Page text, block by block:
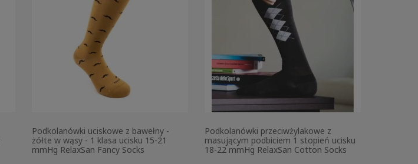
Podkolanówki uciskowe z bawełny -
żółte w wąsy - 1 klasa ucisku 15-21
mmHg RelaxSan Fancy Socks
Podkolanówki przeciwżylakowe z
masującym podbiciem 1 stopień ucisku
18-22 mmHg RelaxSan Cotton Socks